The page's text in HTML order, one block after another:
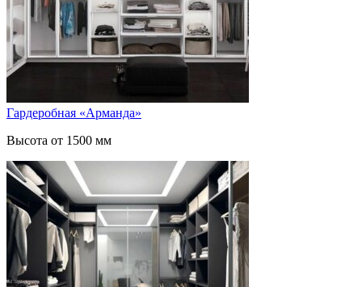
Гардеробная «Арманда»
Высота от 1500 мм